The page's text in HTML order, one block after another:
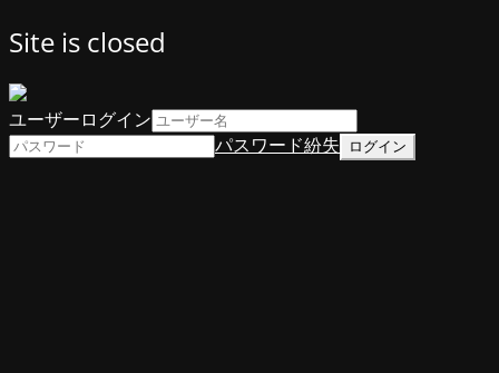
Site is closed
ユーザーログイン
パスワード紛失